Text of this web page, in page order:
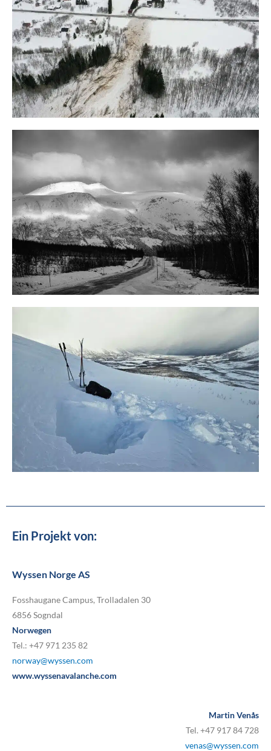
Ein Projekt von:
Wyssen Norge AS
Fosshaugane Campus, Trolladalen 30
6856 Sogndal
Norwegen
Tel.: +47 971 235 82
norway@wyssen.com
www.wyssenavalanche.com
Martin Venås
Tel. +47 917 84 728
venas@wyssen.com